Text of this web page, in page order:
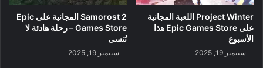
Project Winter اللعبة المجانية
على Epic Games Store هذا
الأسبوع
سبتمبر 19, 2025
Samorost 2 المجانية على Epic
Games Store – رحلة هادئة لا
تُنسى
سبتمبر 19, 2025